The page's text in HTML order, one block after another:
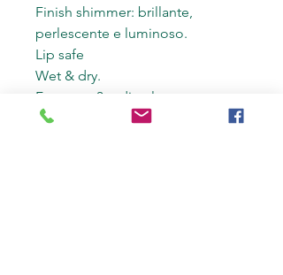
Finish shimmer: brillante,
perlescente e luminoso.
Lip safe
Wet & dry.
Formato: 3 g di colore pressato
in cialda diametro 3,6 cm.